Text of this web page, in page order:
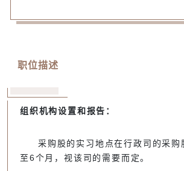
职位描述
组织机构设置和报告：
采购股的实习地点在行政司的采购
至6个月，视该司的需要而定。